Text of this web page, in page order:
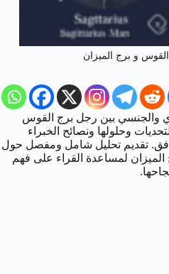
و برج الميزان
والجنسي بين رجل برج القوس
وحلولها ونصائح الخبراء
تقديم تحليل شامل ومفصل حول
لمساعدة القراء على فهم